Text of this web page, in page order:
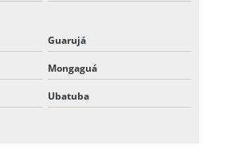
Guarujá
Mongaguá
Ubatuba